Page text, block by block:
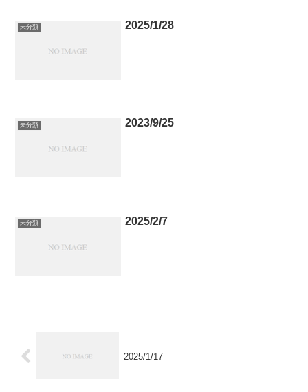
未分類 2025/1/28
未分類 2023/9/25
未分類 2025/2/7
2025/1/17